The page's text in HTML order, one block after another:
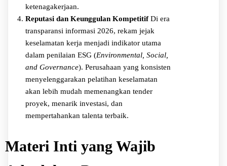
ketenagakerjaan.
Reputasi dan Keunggulan Kompetitif Di era
transparansi informasi 2026, rekam jejak
keselamatan kerja menjadi indikator utama
dalam penilaian ESG (Environmental, Social,
and Governance). Perusahaan yang konsisten
menyelenggarakan pelatihan keselamatan
akan lebih mudah memenangkan tender
proyek, menarik investasi, dan
mempertahankan talenta terbaik.
Materi Inti yang Wajib